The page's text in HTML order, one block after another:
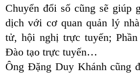
Chuyển đổi số cũng sẽ giúp
dịch với cơ quan quản lý
tử, hội nghị trực tuyến;
Đào tạo trực tuyến…
Ông Đặng Duy Khánh cũng